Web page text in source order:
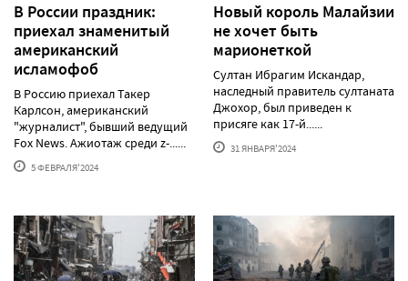
В России праздник:
приехал знаменитый
американский
исламофоб
В Россию приехал Такер
Карлсон, американский
"журналист", бывший ведущий
Fox News. Ажиотаж среди z-......
5 ФЕВРАЛЯ'2024
Новый король Малайзии
не хочет быть
марионеткой
Султан Ибрагим Искандар,
наследный правитель султаната
Джохор, был приведен к
присяге как 17-й......
31 ЯНВАРЯ'2024